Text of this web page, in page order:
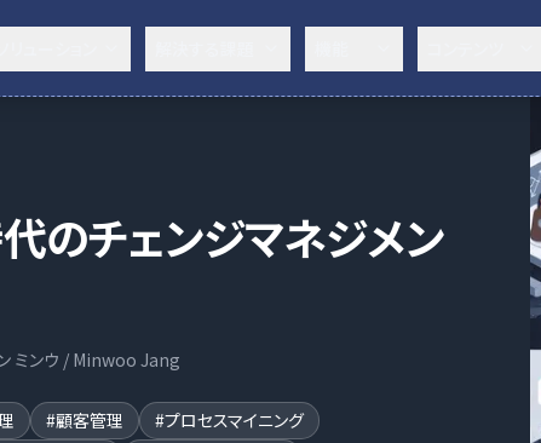
のチェンジマネジメン
ミンウ / Minwoo Jang
#顧客管理 #プロセスマイニング